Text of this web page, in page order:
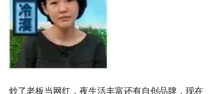
炒了老板当网红，夜生活丰富还有自创品牌，现在